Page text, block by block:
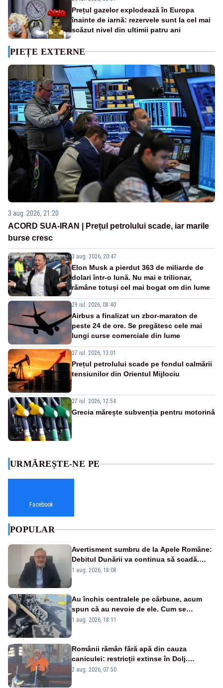
Prețul gazelor explodează în Europa
înainte de iarnă: rezervele sunt la cel mai
scăzut nivel din ultimii patru ani
PIEȚE EXTERNE
3 aug. 2026, 21:20
ACORD SUA-IRAN | Prețul petrolului scade, iar marile
burse cresc
3 aug. 2026, 20:47
Elon Musk a pierdut 363 de miliarde de
dolari într-o lună. Nu mai e trilionar,
rămâne totuși cel mai bogat om din lume
29 iul. 2026, 08:40
Airbus a finalizat un zbor-maraton de
peste 24 de ore. Se pregătesc cele mai
lungi curse comerciale din lume
27 iul. 2026, 13:01
Prețul petrolului scade pe fondul calmării
tensiunilor din Orientul Mijlociu
27 iul. 2026, 12:54
Grecia mărește subvenția pentru motorină
URMĂREȘTE-NE PE
Facebook
POPULAR
Avertisment sumbru de la Apele Române:
Debitul Dunării va continua să scadă.
Cernavodă s-ar putea închide în 4 zile
1 aug. 2026, 18:08
Au închis centralele pe cărbune, acum
spun că au nevoie de ele. Cum se
pasează vina în plină criză energetică
1 aug. 2026, 18:11
Românii rămân fără apă din cauza
caniculei: restricții extinse în Dolj.
Oamenii au „cu program la robinet”
2 aug. 2026, 07:50